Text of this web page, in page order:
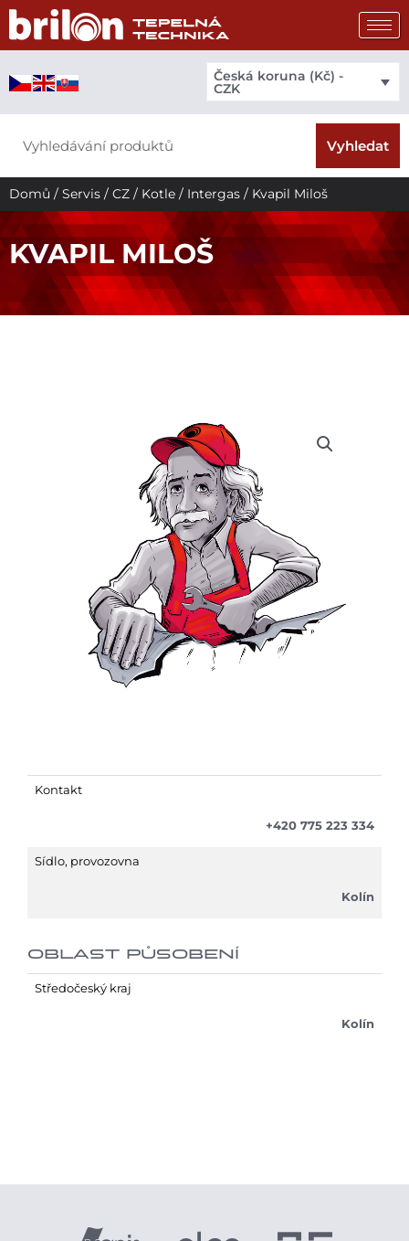
Přeskočit
obsah
Česká koruna (Kč) -
CZK
Vyhledat
Domů / Servis / CZ / Kotle / Intergas / Kvapil Miloš
KVAPIL MILOŠ
Kontakt
+420 775 223 334
Sídlo, provozovna
Kolín
OBLAST PŮSOBENÍ
Středočeský kraj
Kolín